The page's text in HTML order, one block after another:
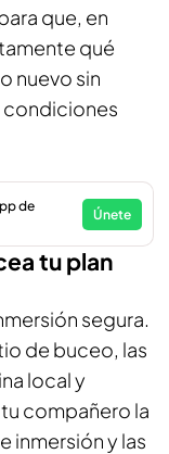
que, en
qué
nuevo sin
condiciones
de
Únete
tu plan
segura.
de buceo, las
local y
compañero la
inmersión y las